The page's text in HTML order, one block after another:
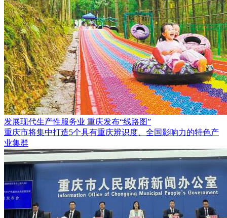
发展现代生产性服务业 重庆发布“线路图”
重庆市将集中打造5个具有重庆辨识度、全国影响力的特色产
业集群